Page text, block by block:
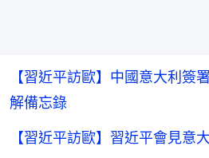
【習近平訪歐】中國意大利簽
解備忘錄
【習近平訪歐】習近平會見意